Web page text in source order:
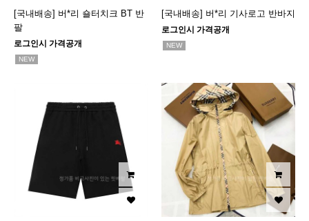
[국내배송] 버*리 숄터치크 BT 반
팔
로그인시 가격공개
NEW
[국내배송] 버*리 기사로고 반바지
로그인시 가격공개
NEW